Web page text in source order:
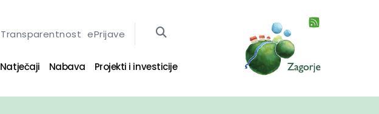
Transparentnost ePrijave
Natječaji Nabava Projekti i investicije